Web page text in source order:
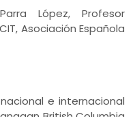
López, Profesor
Asociación Española
e internacional